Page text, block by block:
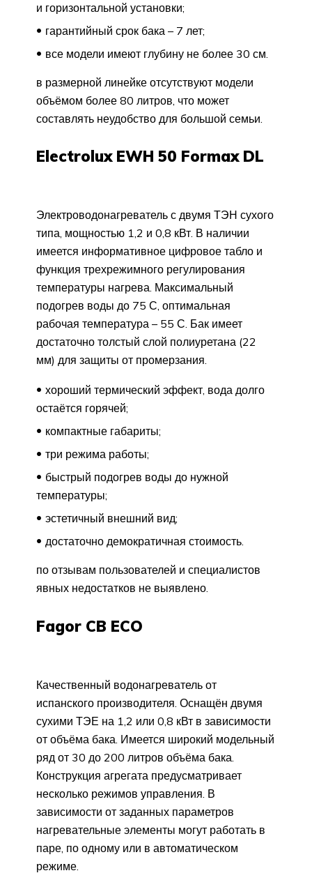
и горизонтальной установки;
гарантийный срок бака – 7 лет;
все модели имеют глубину не более 30 см.
в размерной линейке отсутствуют модели
объёмом более 80 литров, что может
составлять неудобство для большой семьи.
Electrolux EWH 50 Formax DL
Электроводонагреватель с двумя ТЭН сухого
типа, мощностью 1,2 и 0,8 кВт. В наличии
имеется информативное цифровое табло и
функция трехрежимного регулирования
температуры нагрева. Максимальный
подогрев воды до 75 С, оптимальная
рабочая температура – 55 С. Бак имеет
достаточно толстый слой полиуретана (22
мм) для защиты от промерзания.
хороший термический эффект, вода долго
остаётся горячей;
компактные габариты;
три режима работы;
быстрый подогрев воды до нужной
температуры;
эстетичный внешний вид;
достаточно демократичная стоимость.
по отзывам пользователей и специалистов
явных недостатков не выявлено.
Fagor CB ECO
Качественный водонагреватель от
испанского производителя. Оснащён двумя
сухими ТЭЕ на 1,2 или 0,8 кВт в зависимости
от объёма бака. Имеется широкий модельный
ряд от 30 до 200 литров объёма бака.
Конструкция агрегата предусматривает
несколько режимов управления. В
зависимости от заданных параметров
нагревательные элементы могут работать в
паре, по одному или в автоматическом
режиме.